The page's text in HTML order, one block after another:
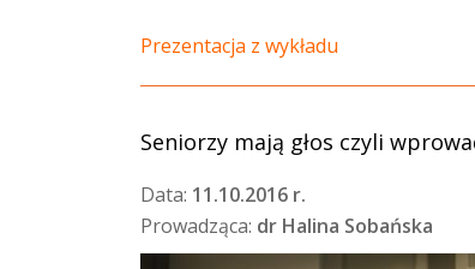
Prezentacja z wykładu
Seniorzy mają głos czyli
Data: 11.10.2016 r.
Prowadząca: dr Halina Sobańska